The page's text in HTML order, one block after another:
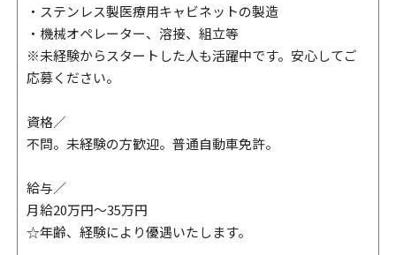
・ステンレス製医療用キャビネットの製造
・機械オペレーター、溶接、組立等
※未経験からスタートした人も活躍中です。安心してご
応募ください。
資格／
不問。未経験の方歓迎。普通自動車免許。
給与／
月給20万円～35万円
☆年齢、経験により優遇いたします。